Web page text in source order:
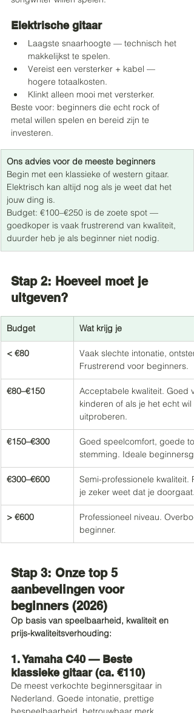
Elektrische gitaar
Laagste snaarhoogte — technisch het
makkelijkst te spelen.
Vereist een versterker + kabel —
hogere totaalkosten.
Klinkt alleen mooi met versterker.
Beste voor: beginners die echt rock of
metal willen spelen en bereid zijn te
investeren.
Ons advies voor de meeste beginners
Begin met een klassieke of western gitaar.
Elektrisch kan altijd nog als je weet dat het
jouw ding is.
Budget: €100–€250 is de zoete spot —
goedkoper is vaak frustrerend van kwaliteit,
duurder heb je als beginner niet nodig.
Stap 2: Hoeveel moet je
uitgeven?
Budget Wat krijg je
< €80
Vaak slechte intonatie,
Frustrerend voor beginners.
€80–€150
Acceptabele kwaliteit. Goed
kinderen of als je het echt wil
uitproberen.
€150–€300
Goed speelcomfort, goede
stemming. Ideale
€300–€600
Semi-professionele kwaliteit.
je zeker weet dat je doorgaat.
> €600
Professioneel niveau.
beginner.
Stap 3: Onze top 5
aanbevelingen voor
beginners (2026)
Op basis van speelbaarheid, kwaliteit en
prijs-kwaliteitsverhouding:
1. Yamaha C40 — Beste
klassieke gitaar (ca. €110)
De meest verkochte beginnersgitaar in
Nederland. Goede intonatie, prettige